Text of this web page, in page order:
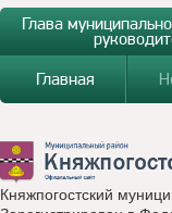
Глава
Главная
Княжпогостский